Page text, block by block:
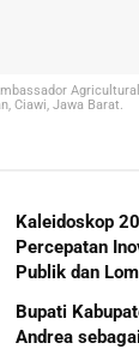
Ciawi, Jawa Barat.
Kaleidoskop
Percepatan
Publik dan
Bupati
Andrea